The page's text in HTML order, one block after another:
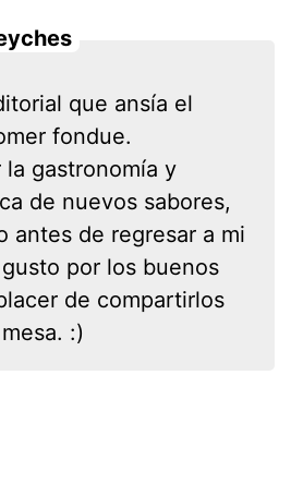
que ansía el
fondue.
gastronomía y
de nuevos sabores,
antes de regresar a mi
por los buenos
de compartirlos
:)